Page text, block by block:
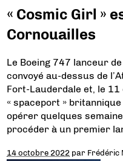
« Cosmic Girl »
Cornouailles
Le Boeing 747 lanceur
convoyé au-dessus de
Fort-Lauderdale et, le
« spaceport »
opérer quelques
procéder à un premier
14 octobre 2022 par Frédéric